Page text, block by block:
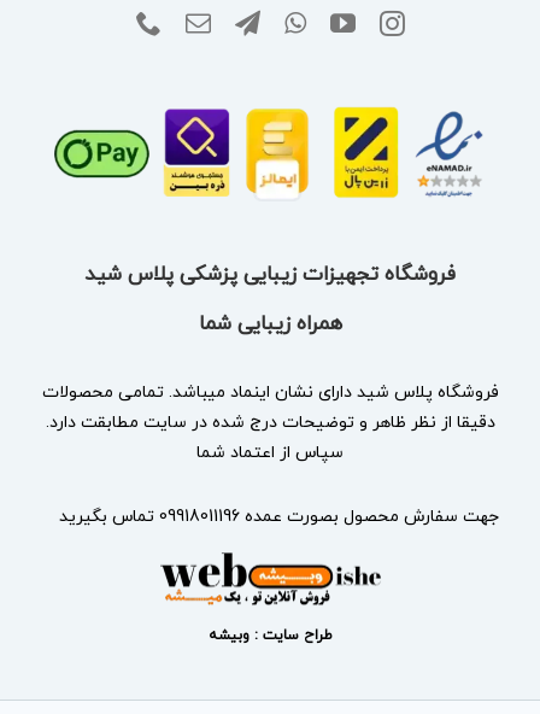
فروشگاه تجهیزات زیبایی پزشکی پلاس شید
همراه زیبایی شما
فروشگاه پلاس شید دارای نشان اینماد میباشد. تمامی محصولات
دقیقا از نظر ظاهر و توضیحات درج شده در سایت مطابقت دارد.
سپاس از اعتماد شما
جهت سفارش محصول بصورت عمده 09918011196 تماس بگیرید
طراح سایت : وبیشه